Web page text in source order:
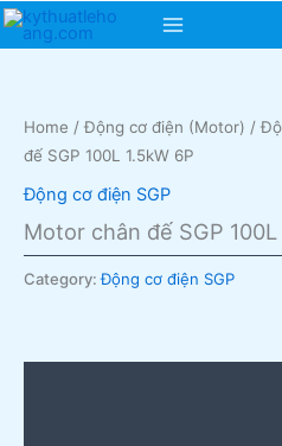
Skip
Main
Home / Động cơ điện (Motor) /
đế SGP 100L 1.5kW 6P
Động cơ điện SGP
Motor chân đế SGP 100L
Category:Động cơ điện SGP